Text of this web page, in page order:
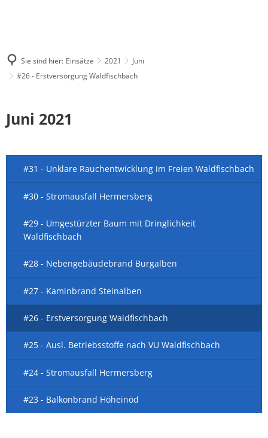
Sie sind hier: Einsätze 2021
Juni
#26 - Erstversorgung Waldfischbach
Juni 2021
#31 - Unklare Rauchentwicklung im Freien Waldfischbach
#30 - Stromausfall Hermersberg
#29 - Umgestürzter Baum mit Dringlichkeit
Waldfischbach
#28 - Nebengebäudebrand Burgalben
#27 - Kaminbrand Steinalben
#26 - Erstversorgung Waldfischbach
#25 - Ausl. Betriebsstoffe nach VU Waldfischbach
#24 - Stromausfall Hermersberg
#23 - Balkonbrand Höheinöd